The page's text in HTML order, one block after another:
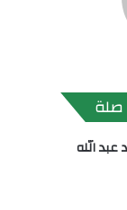
عبد الله